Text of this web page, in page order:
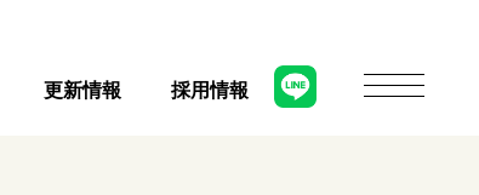
更新情報 採用情報